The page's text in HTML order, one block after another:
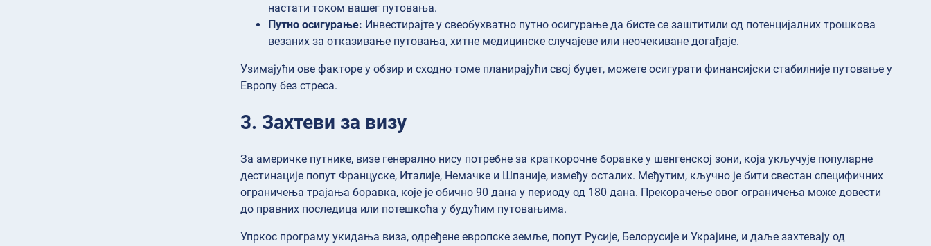
настати током вашег путовања.
Путно осигурање: Инвестирајте у свеобухватно путно осигурање да бисте се заштитили од потенцијалних трошкова
везаних за отказивање путовања, хитне медицинске случајеве или неочекиване догађаје.
Узимајући ове факторе у обзир и сходно томе планирајући свој буџет, можете осигурати финансијски стабилније путовање у
Европу без стреса.
3. Захтеви за визу
За америчке путнике, визе генерално нису потребне за краткорочне боравке у шенгенској зони, која укључује популарне
дестинације попут Француске, Италије, Немачке и Шпаније, између осталих. Међутим, кључно је бити свестан специфичних
ограничења трајања боравка, које је обично 90 дана у периоду од 180 дана. Прекорачење овог ограничења може довести
до правних последица или потешкоћа у будућим путовањима.
Упркос програму укидања виза, одређене европске земље, попут Русије, Белорусије и Украјине, и даље захтевају од